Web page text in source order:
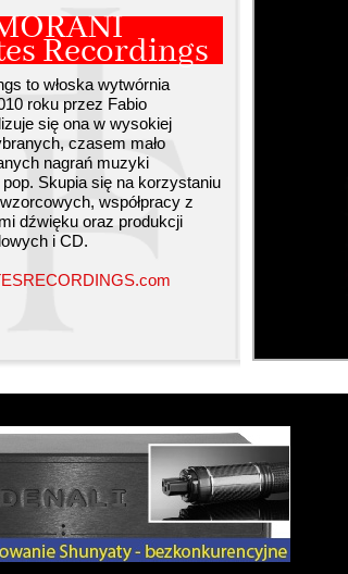
Recordings
to włoska wytwórnia
roku przez Fabio
się ona w wysokiej
czasem mało
nagrań muzyki
Skupia się na korzystaniu
współpracy z
dźwięku oraz produkcji
i CD.